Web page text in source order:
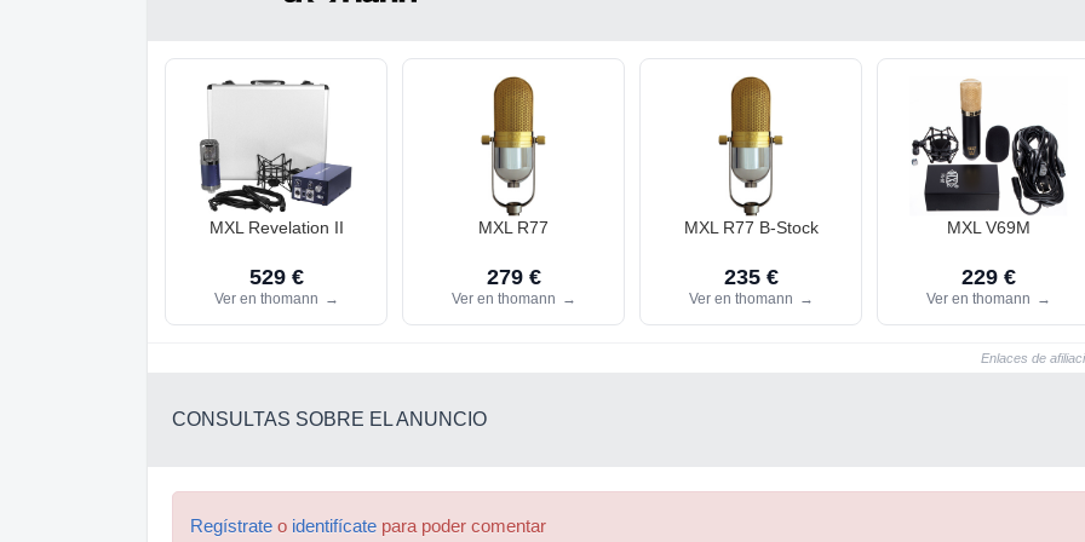
MXL Revelation II
529 €
Ver en thomann →
MXL R77
279 €
Ver en thomann →
MXL R77 B-Stock
235 €
Ver en thomann →
MXL V69M
229 €
Ver en thomann →
Enlaces de
CONSULTAS SOBRE EL ANUNCIO
Regístrate o identifícate para poder comentar